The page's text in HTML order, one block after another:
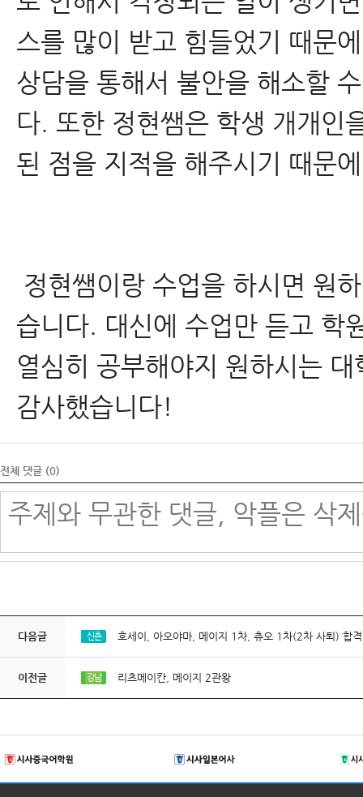
스를 많이 받고 힘들었기 때문
상담을 통해서 불안을 해소할
다. 또한 정현쌤은 학생 개개인
된 점을 지적을 해주시기 때문
정현쌤이랑 수업을 하시면 원
습니다. 대신에 수업만 듣고 학
열심히 공부해야지 원하시는
감사했습니다!
전체 댓글 (0)
다음글 신촌 호세이, 아오야마, 메이지 1차, 츄오 1차(2차 사퇴) 합
이전글 강남 리츠메이칸, 메이지 2관왕